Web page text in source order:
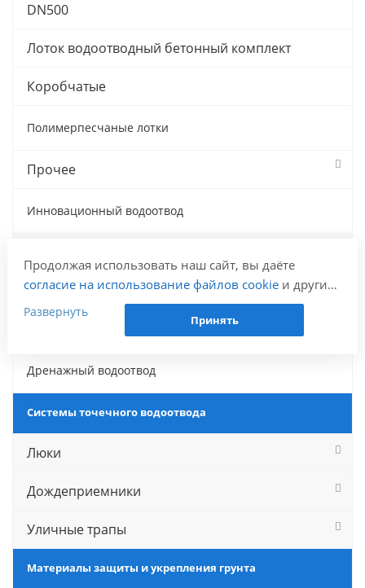
DN500
Лоток водоотводный бетонный комплект
Коробчатые
Полимерпесчаные лотки
Прочее
Инновационный водоотвод
Пескоуловители
Дренажный водоотвод
Системы точечного водоотвода
Люки
Дождеприемники
Уличные трапы
Материалы защиты и укрепления грунта
Продолжая использовать наш сайт, вы даёте
согласие на использование файлов cookieи других
пользовательских данных (включая IP-адрес,
сведения о местоположении, устройстве, действиях
проведения статистических исследований,
ретаргетинга и использования систем аналитики
нашейПолитикой обработки персональных
Если вы не хотите, чтобы ваши данные
обрабатывались, настройте ограничения в браузере
или покиньте сайт.
Развернуть
Принять